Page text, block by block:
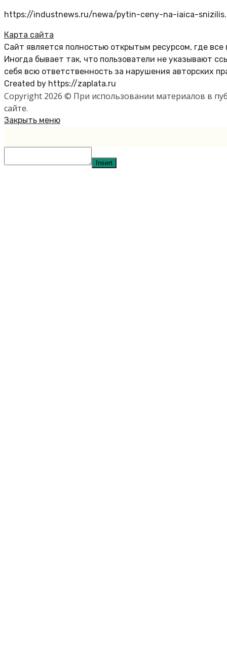
https://industnews.ru/newa/pytin-ceny-na-iaica-
Карта сайта
Сайт является полностью открытым ресурсом, где
Иногда бывает так, что пользователи не указывают
себя всю ответственность за нарушения авторских
Created by https://zaplata.ru
Copyright 2026 © При использовании материалов в
сайте.
Закрыть меню
Insert